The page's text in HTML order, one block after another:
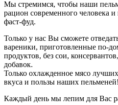
Мы стремимся, чтобы наши
рацион современного человека
фаст-фуд.
Только у нас Вы сможете
вареники, приготовленные по-
продуктов, без сои,
добавок.
Только охлажденное мясо
вкуса и пользы наших пельменей!
Каждый день мы лепим для Вас